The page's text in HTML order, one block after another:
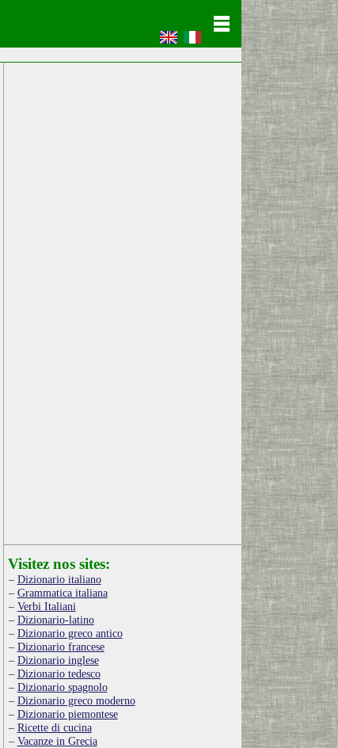
Visitez nos sites:
Dizionario italiano
Grammatica italiana
Verbi Italiani
Dizionario-latino
Dizionario greco antico
Dizionario francese
Dizionario inglese
Dizionario tedesco
Dizionario spagnolo
Dizionario greco moderno
Dizionario piemontese
Ricette di cucina
Vacanze in Grecia